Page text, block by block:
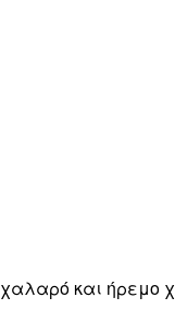
και ήρεμο